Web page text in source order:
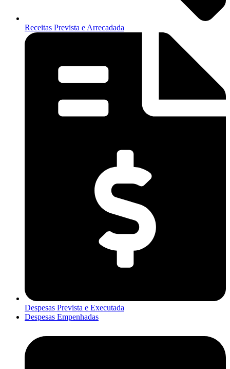
Receitas Prevista e Arrecadada
Despesas Prevista e Executada
Despesas Empenhadas